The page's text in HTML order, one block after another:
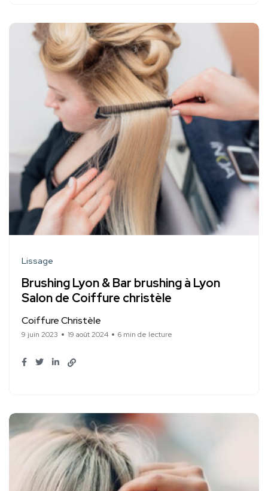
Lissage
Brushing Lyon & Bar brushing à Lyon
Salon de Coiffure christèle
Coiffure Christèle
9 juin 2023 19 août 2024 6 min de lecture